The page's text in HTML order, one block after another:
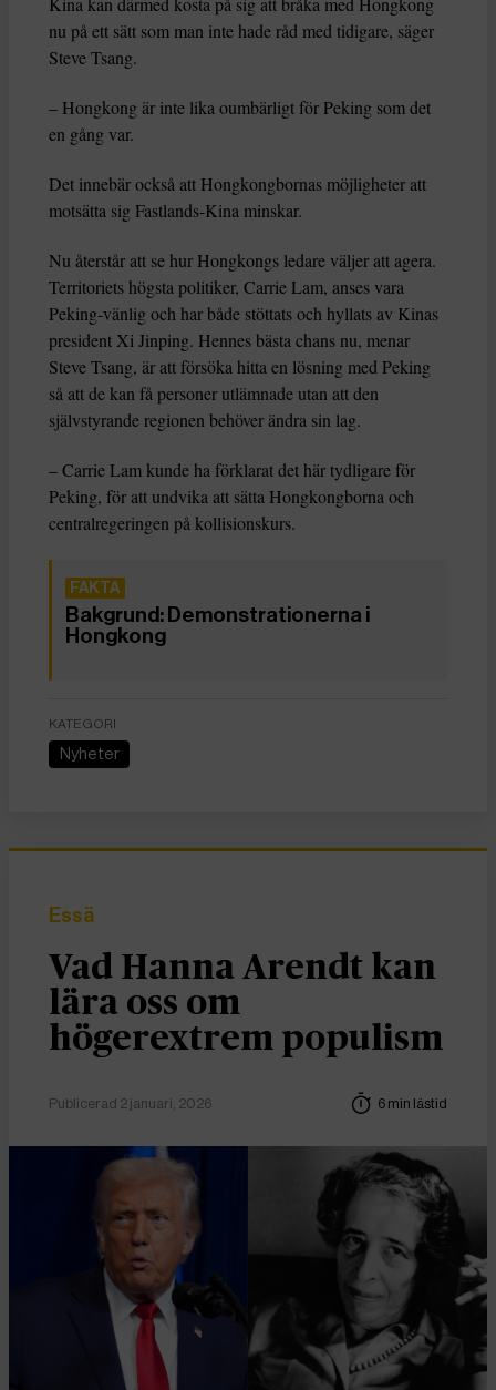
nu på ett sätt som man inte hade råd med tidigare, säger
Steve Tsang.
– Hongkong är inte lika oumbärligt för Peking som det
en gång var.
Det innebär också att Hongkongbornas möjligheter att
motsätta sig Fastlands-Kina minskar.
Nu återstår att se hur Hongkongs ledare väljer att agera.
Territoriets högsta politiker, Carrie Lam, anses vara
Peking-vänlig och har både stöttats och hyllats av Kinas
president Xi Jinping. Hennes bästa chans nu, menar
Steve Tsang, är att försöka hitta en lösning med Peking
så att de kan få personer utlämnade utan att den
självstyrande regionen behöver ändra sin lag.
– Carrie Lam kunde ha förklarat det här tydligare för
Peking, för att undvika att sätta Hongkongborna och
centralregeringen på kollisionskurs.
Bakgrund: Demonstrationerna i
Hongkong
KATEGORI
Nyheter
Essä
Vad Hanna Arendt kan
lära oss om
högerextrem populism
Publicerad 2 januari, 2026 6 min lästid